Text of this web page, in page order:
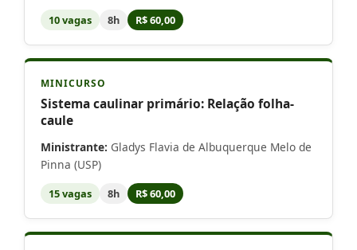
10 vagas 8h R$ 60,00
MINICURSO
Sistema caulinar primário: Relação folha-
caule
Ministrante: Gladys Flavia de Albuquerque Melo de
Pinna (USP)
15 vagas 8h R$ 60,00